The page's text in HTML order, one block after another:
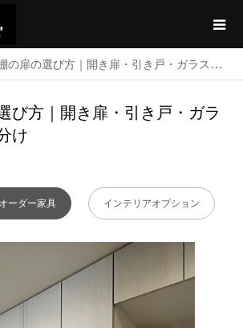
扉の選び方｜開き扉・引き戸・ガラス・框の使い分け
び方｜開き扉・引き戸・ガラ
け
オーダー家具 インテリアオプション